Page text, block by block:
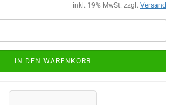
inkl. 19% MwSt. zzgl. Versand
IN DEN WARENKORB